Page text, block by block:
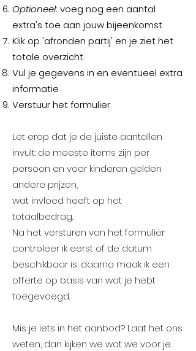
Optioneel: voeg nog een aantal
extra's toe aan jouw bijeenkomst
Klik op 'afronden partij' en je ziet het
totale overzicht
Vul je gegevens in en eventueel extra
informatie
Verstuur het formulier
Let erop dat je de juiste aantallen
invult: de meeste items zijn per
persoon en voor kinderen gelden
andere prijzen,
wat invloed heeft op het
totaalbedrag.
Na het versturen van het formulier
controleer ik eerst of de datum
beschikbaar is, daarna maak ik een
offerte op basis van wat je hebt
toegevoegd.
Mis je iets in het aanbod? Laat het ons
weten, dan kijken we wat we voor je